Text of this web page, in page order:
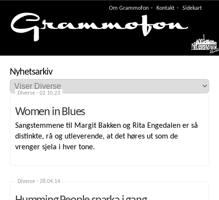
Om Grammofon Kontakt Sidekart
Meny
Nyhetsarkiv
Diverse · 02.10.23
Women in Blues
Sangstemmene til Margit Bakken og Rita Engedalen er så
distinkte, rå og utleverende, at det høres ut som de
vrenger sjela i hver tone.
Diverse · 28.04.14